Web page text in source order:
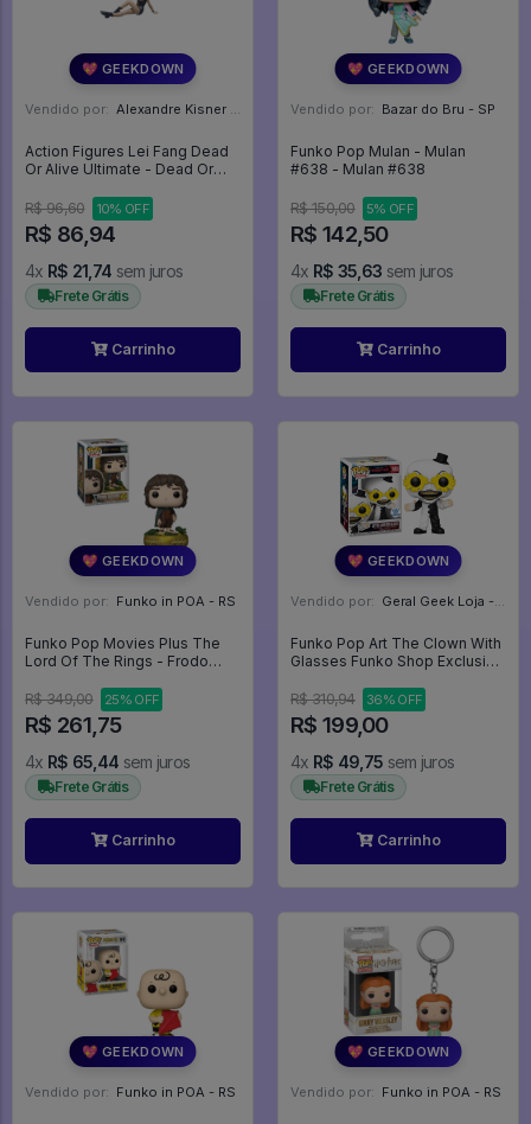
💖 GEEKDOWN
Vendido por: Alexandre Kisner - PR
Action Figures Lei Fang Dead
Or Alive Ultimate - Dead Or
R$ 96,60
10% OFF
R$ 86,94
4x R$ 21,74 sem juros
Frete Grátis
Carrinho
💖 GEEKDOWN
Vendido por: Bazar do Bru - SP
Funko Pop Mulan - Mulan
#638 - Mulan #638
R$ 150,00 5% OFF
R$ 142,50
4x R$ 35,63 sem juros
Frete Grátis
Carrinho
💖 GEEKDOWN
Vendido por: Funko in POA - RS
Funko Pop Movies Plus The
Lord Of The Rings - Frodo
1832 - Movies #1832
R$ 349,00 25% OFF
R$ 261,75
4x R$ 65,44 sem juros
Frete Grátis
Carrinho
💖 GEEKDOWN
Vendido por: Geral Geek Loja - SP
Funko Pop Art The Clown With
Glasses Funko Shop Exclusive
R$ 310,94
36% OFF
R$ 199,00
4x R$ 49,75 sem juros
Frete Grátis
Carrinho
💖 GEEKDOWN
Vendido por: Funko in POA - RS
💖 GEEKDOWN
Vendido por: Funko in POA - RS